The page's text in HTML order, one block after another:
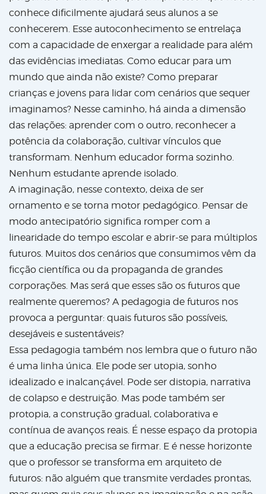
conhece dificilmente ajudará seus alunos a se
conhecerem. Esse autoconhecimento se entrelaça
com a capacidade de enxergar a realidade para além
das evidências imediatas. Como educar para um
mundo que ainda não existe? Como preparar
crianças e jovens para lidar com cenários que sequer
imaginamos? Nesse caminho, há ainda a dimensão
das relações: aprender com o outro, reconhecer a
potência da colaboração, cultivar vínculos que
transformam. Nenhum educador forma sozinho.
Nenhum estudante aprende isolado.
A imaginação, nesse contexto, deixa de ser
ornamento e se torna motor pedagógico. Pensar de
modo antecipatório significa romper com a
linearidade do tempo escolar e abrir-se para múltiplos
futuros. Muitos dos cenários que consumimos vêm da
ficção científica ou da propaganda de grandes
corporações. Mas será que esses são os futuros que
realmente queremos? A pedagogia de futuros nos
provoca a perguntar: quais futuros são possíveis,
desejáveis e sustentáveis?
Essa pedagogia também nos lembra que o futuro não
é uma linha única. Ele pode ser utopia, sonho
idealizado e inalcançável. Pode ser distopia, narrativa
de colapso e destruição. Mas pode também ser
protopia, a construção gradual, colaborativa e
contínua de avanços reais. É nesse espaço da protopia
que a educação precisa se firmar. E é nesse horizonte
que o professor se transforma em arquiteto de
futuros: não alguém que transmite verdades prontas,